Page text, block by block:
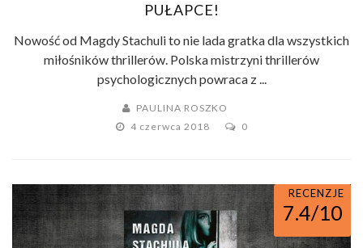
PUŁAPCE!
Nowość od Magdy Stachuli to nie lada gratka dla wszystkich
miłośników thrillerów. Polska mistrzyni thrillerów
psychologicznych powraca z ...
PAULINA ROSZKO
4 czerwca 2018
0
RECENZJE
7.4/10